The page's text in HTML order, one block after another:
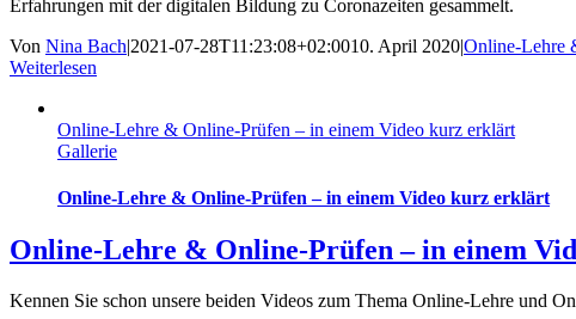
Erfahrungen mit der digitalen Bildung zu Coronazeiten gesammelt.
Von Nina Bach|2021-07-28T11:23:08+02:0010. April 2020|Online-Lehre
Weiterlesen
Online-Lehre & Online-Prüfen – in einem Video kurz erklärt
Gallerie
Online-Lehre & Online-Prüfen – in einem Video kurz erklärt
Online-Lehre & Online-Prüfen – in einem
Kennen Sie schon unsere beiden Videos zum Thema Online-Lehre und